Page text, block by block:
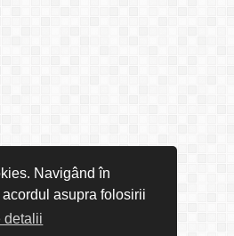
Navigând în
asupra folosirii
detalii